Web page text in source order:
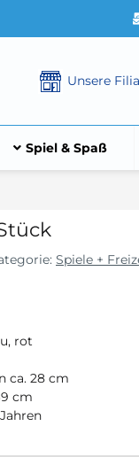
Unsere
Spiel & Spaß
Spiele +
rot
ca. 28 cm
cm